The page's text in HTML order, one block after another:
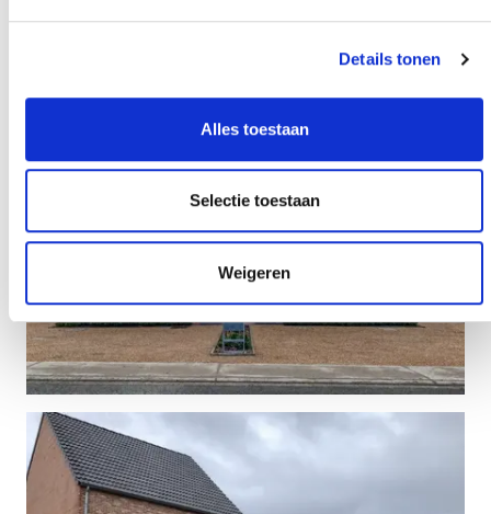
Details tonen
Alles toestaan
Selectie toestaan
Weigeren